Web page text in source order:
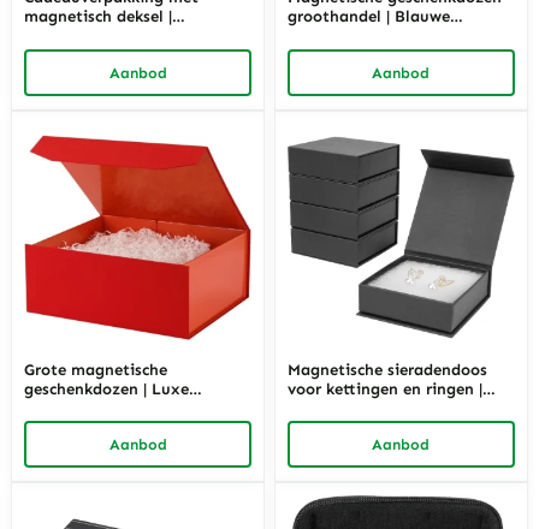
magnetisch deksel |
verpakking voor cadeaus |
Aanbod
groothandel | Blauwe
in bulk | Richpack
Aanbod
Grote magnetische
geschenkdozen | Luxe
Richpack
Aanbod
Magnetische sieradendoos
voor kettingen en ringen |
| Richpack
Aanbod